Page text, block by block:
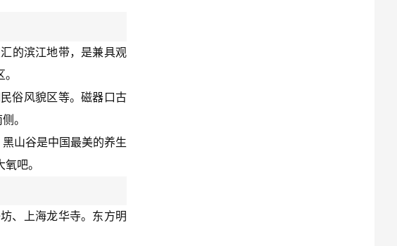
的滨江地带，是兼具观
俗风貌区等。磁器口古
。
山谷是中国最美的养生
吧。
、上海龙华寺。东方明